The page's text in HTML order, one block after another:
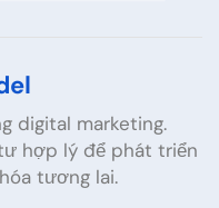
digital marketing.
hợp lý để phát triển
tương lai.